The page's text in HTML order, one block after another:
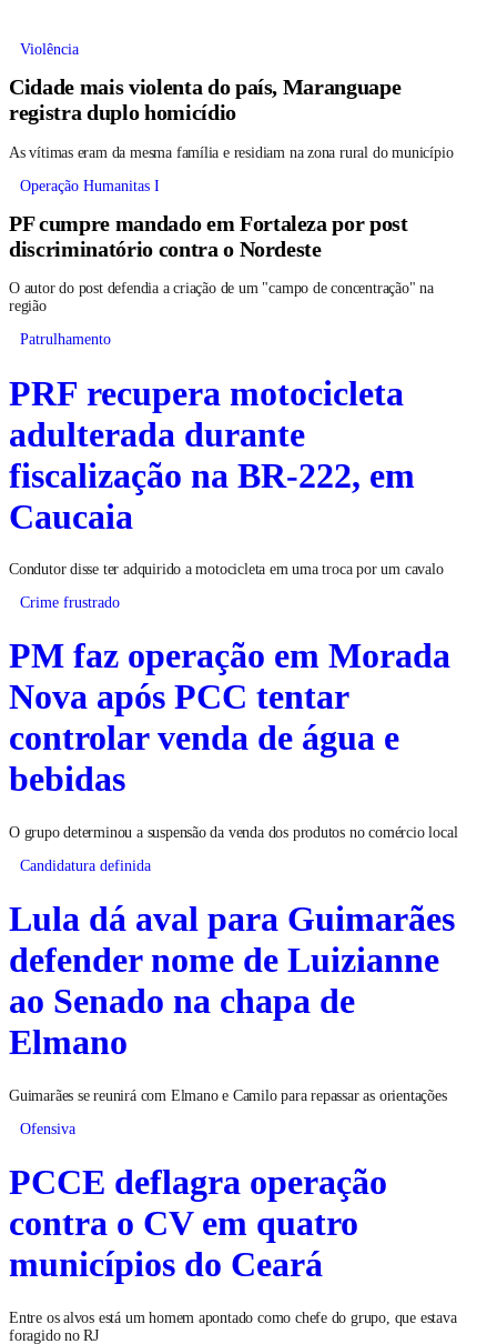
Violência
Cidade mais violenta do país, Maranguape
registra duplo homicídio
As vítimas eram da mesma família e residiam na zona rural do município
Operação Humanitas I
PF cumpre mandado em Fortaleza por post
discriminatório contra o Nordeste
O autor do post defendia a criação de um "campo de concentração" na
região
Patrulhamento
PRF recupera motocicleta
adulterada durante
fiscalização na BR-222, em
Caucaia
Condutor disse ter adquirido a motocicleta em uma troca por um cavalo
Crime frustrado
PM faz operação em Morada
Nova após PCC tentar
controlar venda de água e
bebidas
O grupo determinou a suspensão da venda dos produtos no comércio local
Candidatura definida
Lula dá aval para Guimarães
defender nome de Luizianne
ao Senado na chapa de
Elmano
Guimarães se reunirá com Elmano e Camilo para repassar as orientações
Ofensiva
PCCE deflagra operação
contra o CV em quatro
municípios do Ceará
Entre os alvos está um homem apontado como chefe do grupo, que estava
foragido no RJ